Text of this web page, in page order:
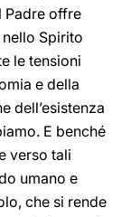
Padre offre
Spirito
le tensioni
e della
dell’esistenza
E benché
verso tali
umano e
che si rende